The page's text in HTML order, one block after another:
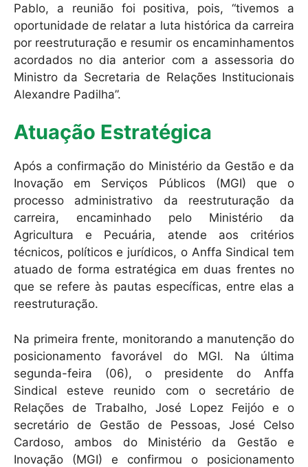
Pablo, a reunião foi positiva, pois, “tivemos a
oportunidade de relatar a luta histórica da carreira
por reestruturação e resumir os encaminhamentos
acordados no dia anterior com a assessoria do
Ministro da Secretaria de Relações Institucionais
Alexandre Padilha”.
Atuação Estratégica
Após a confirmação do Ministério da Gestão e da
Inovação em Serviços Públicos (MGI) que o
processo administrativo da reestruturação da
carreira, encaminhado pelo Ministério da
Agricultura e Pecuária, atende aos critérios
técnicos, políticos e jurídicos, o Anffa Sindical tem
atuado de forma estratégica em duas frentes no
que se refere às pautas específicas, entre elas a
reestruturação.
Na primeira frente, monitorando a manutenção do
posicionamento favorável do MGI. Na última
segunda-feira (06), o presidente do Anffa
Sindical esteve reunido com o secretário de
Relações de Trabalho, José Lopez Feijóo e o
secretário de Gestão de Pessoas, José Celso
Cardoso, ambos do Ministério da Gestão e
Inovação (MGI) e confirmou o posicionamento